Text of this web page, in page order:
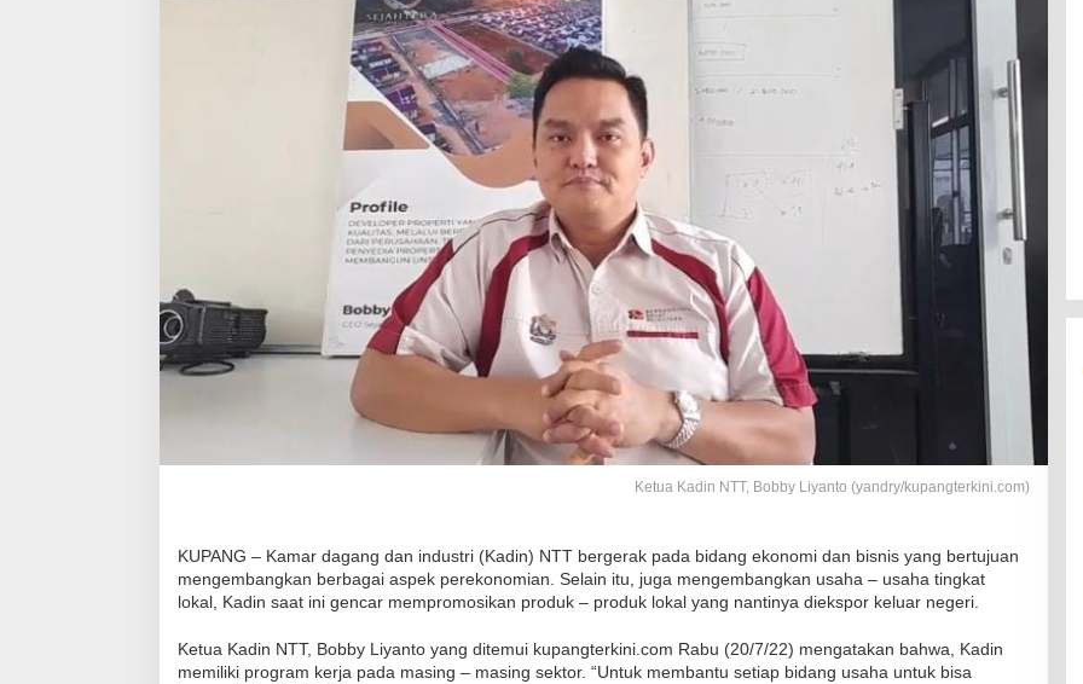
Ketua Kadin NTT, Bobby Liyanto (yandry/kupangterkini.com)
KUPANG – Kamar dagang dan industri (Kadin) NTT bergerak pada bidang ekonomi dan bisnis yang bertujuan
mengembangkan berbagai aspek perekonomian. Selain itu, juga mengembangkan usaha – usaha tingkat
lokal, Kadin saat ini gencar mempromosikan produk – produk lokal yang nantinya diekspor keluar negeri.
Ketua Kadin NTT, Bobby Liyanto yang ditemui kupangterkini.com Rabu (20/7/22) mengatakan bahwa, Kadin
memiliki program kerja pada masing – masing sektor. “Untuk membantu setiap bidang usaha untuk bisa